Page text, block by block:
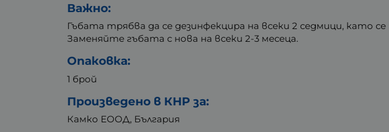
Важно:
Гъбата трябва да се дезинфекцира на всеки 2 седмици, като
Заменяйте гъбата с нова на всеки 2-3 месеца.
Опаковка:
1 брой
Произведено в КНР за:
Камко ЕООД, България